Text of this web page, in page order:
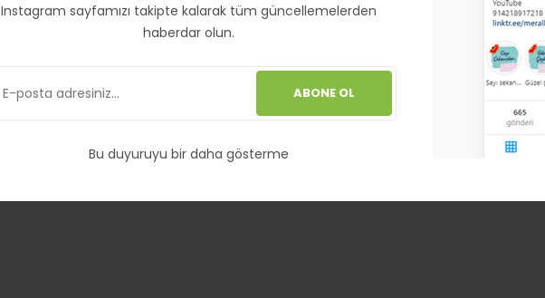
Instagram sayfamızı takipte kalarak tüm güncellemelerden
haberdar olun.
ABONE OL
Bu duyuruyu bir daha gösterme